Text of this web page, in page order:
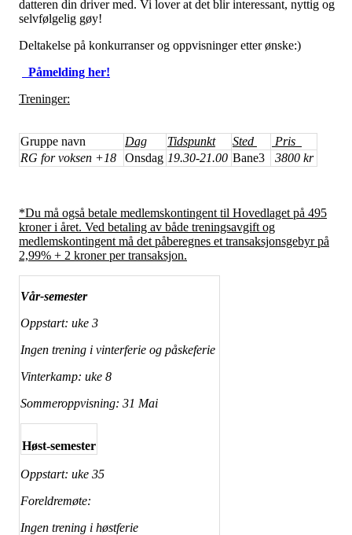
datteren din driver med. Vi lover at det blir interessant, nyttig og
selvfølgelig gøy!
Deltakelse på konkurranser og oppvisninger etter ønske:)
Påmelding her!
Treninger:
Gruppe navn Dag Tidspunkt Sted
Pris
RG for voksen +18
Onsdag 19.30-21.00 Bane3 3800 kr
*Du må også betale medlemskontingent til Hovedlaget på 495
kroner i året. Ved betaling av både treningsavgift og
medlemskontingent må det påberegnes et transaksjonsgebyr på
2,99% + 2 kroner per transaksjon.
Vår-semester
Oppstart: uke 3
Ingen trening i vinterferie og påskeferie
Vinterkamp: uke 8
Sommeroppvisning: 31 Mai
Høst-semester
Oppstart: uke 35
Foreldremøte:
Ingen trening i høstferie